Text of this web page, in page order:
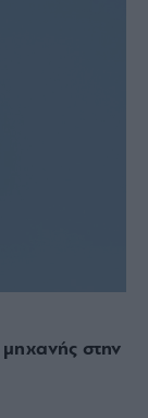
στην